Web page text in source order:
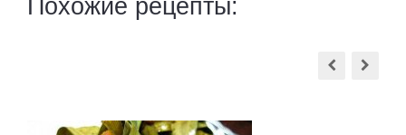
Похожие рецепты: